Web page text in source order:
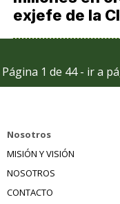
exjefe de la
Página 1 de 44 - ir a
Nosotros
MISIÓN Y VISIÓN
NOSOTROS
CONTACTO